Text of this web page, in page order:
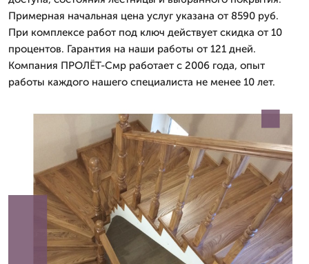
Примерная начальная цена услуг указана от 8590 руб.
При комплексе работ под ключ действует скидка от 10
процентов. Гарантия на наши работы от 121 дней.
Компания ПРОЛЁТ-Смр работает с 2006 года, опыт
работы каждого нашего специалиста не менее 10 лет.